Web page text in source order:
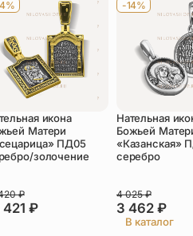
5 МБ каждое
икона
Матери
ПД05
золочение
421 ₽
₽
-14%
Нательная
Божьей
«Казанская»
серебро
3 462 ₽
4 025₽
В каталог